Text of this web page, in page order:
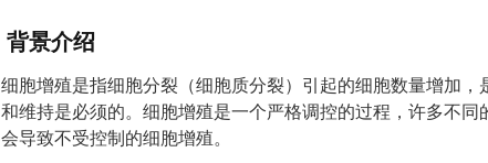
背景介绍
细胞增殖是指细胞分裂（细胞质分裂）引起的细胞数量增加
和维持是必须的。细胞增殖是一个严格调控的过程，许多不
会导致不受控制的细胞增殖。